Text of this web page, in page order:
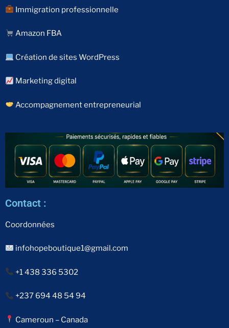
Immigration professionnelle
Amazon FBA
Création de sites WordPress
Marketing digital
Accompagnement entrepreneurial
Contact :
Coordonnées
infohopeboutique1@gmail.com
+1 438 336 5302
+237 694 48 54 94
Cameroun – Canada